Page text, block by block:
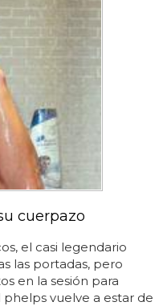
cuerpazo
el casi legendario
las portadas, pero
en la sesión para
vuelve a estar de